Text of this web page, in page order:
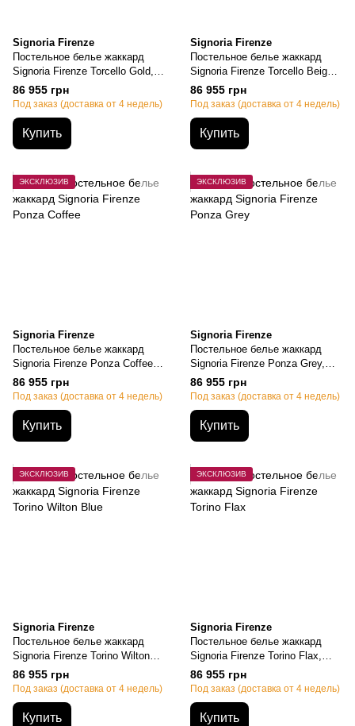
Signoria Firenze
Постельное белье жаккард
Signoria Firenze Torcello Gold,
Семейный, 50х70см (2шт),
155х200см-2шт., 270х290см
86 955 грн
Под заказ (доставка от 4 недель)
Купить
Signoria Firenze
Постельное белье жаккард
Signoria Firenze Torcello Beige,
Семейный, 50х70см (2шт),
155х200см-2шт., 270х290см
86 955 грн
Под заказ (доставка от 4 недель)
Купить
ЭКСКЛЮЗИВ
Signoria Firenze
Постельное белье жаккард
Signoria Firenze Ponza Coffee,
Семейный, 50х70см (2шт),
155х200см-2шт., 270х290см
86 955 грн
Под заказ (доставка от 4 недель)
Купить
ЭКСКЛЮЗИВ
Signoria Firenze
Постельное белье жаккард
Signoria Firenze Ponza Grey,
Семейный, 50х70см (2шт),
155х200см-2шт., 270х290см
86 955 грн
Под заказ (доставка от 4 недель)
Купить
ЭКСКЛЮЗИВ
Signoria Firenze
Постельное белье жаккард
Signoria Firenze Torino Wilton
Blue, Семейный, 50х70см
(2шт), 155х200см-2шт.,
86 955 грн
Под заказ (доставка от 4 недель)
Купить
ЭКСКЛЮЗИВ
Signoria Firenze
Постельное белье жаккард
Signoria Firenze Torino Flax,
Семейный, 50х70см (2шт),
155х200см-2шт., 270х290см
86 955 грн
Под заказ (доставка от 4 недель)
Купить